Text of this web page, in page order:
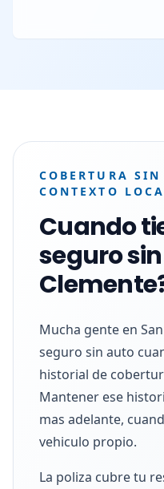
COBERTURA
CONTEXTO
Cuando
seguro
Mucha gente en
seguro sin auto
historial de
Mantener ese
mas adelante,
vehiculo propio.
La poliza cubre tu